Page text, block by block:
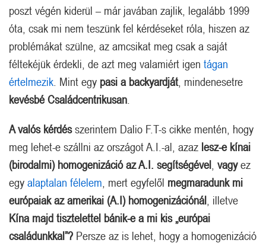
poszt végén kiderül – már javában zajlik, legalább 1999
óta, csak mi nem teszünk fel kérdéseket róla, hiszen az
problémákat szülne, az amcsikat meg csak a saját
féltekéjük érdekli, de azt meg valamiért igen tágan
értelmezik . Mint egy pasi a backyardját , mindenesetre
kevésbé Családcentrikusan
A valós kérdésszerintem Dalio F.T-s cikke mentén, hogy
meg lehet-e szállni az országot A.I.-al, azaz lesz-e kínai
(birodalmi) homogenizáció az A.I. segítségével vagyez
egy alaptalan félelem , mert egyfelől megmaradunk mi
európaiak az amerikai (A.I) homogenizációnál , illetve
Kína majd tisztelettel bánik-e a mi kis „európai
családunkkal”? Persze az is lehet, hogy a homogenizáció